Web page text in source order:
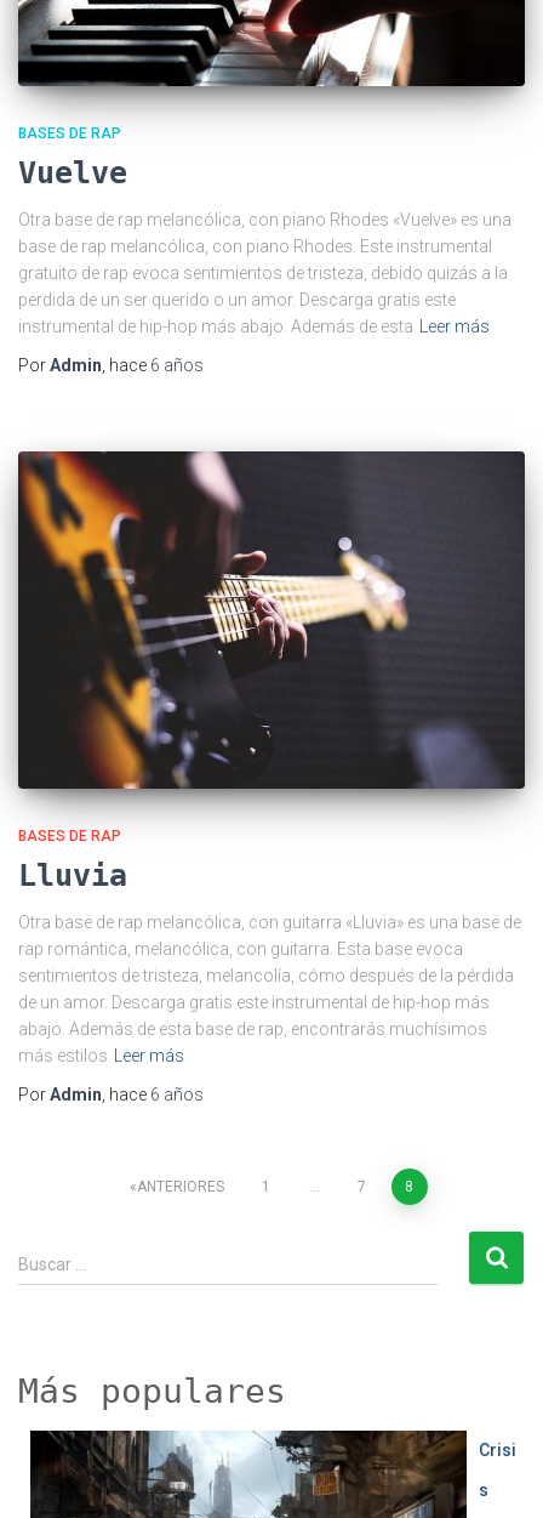
BASES DE RAP
Vuelve
Otra base de rap melancólica, con piano Rhodes «Vuelve» es una
base de rap melancólica, con piano Rhodes. Este instrumental
gratuito de rap evoca sentimientos de tristeza, debido quizás a la
perdida de un ser querido o un amor. Descarga gratis este
instrumental de hip-hop más abajo. Además de esta
Leer más
PorAdmin , hace 6 años
BASES DE RAP
Lluvia
Otra base de rap melancólica, con guitarra «Lluvia» es una base de
rap romántica, melancólica, con guitarra. Esta base evoca
sentimientos de tristeza, melancolía, cómo después de la pérdida
de un amor. Descarga gratis este instrumental de hip-hop más
abajo. Además de esta base de rap, encontrarás muchísimos
más estilos
Leer más
PorAdmin , hace 6 años
Paginación
de
ANTERIORES 1 … 7 8
u
Buscar …
Más populares
Crisi
s